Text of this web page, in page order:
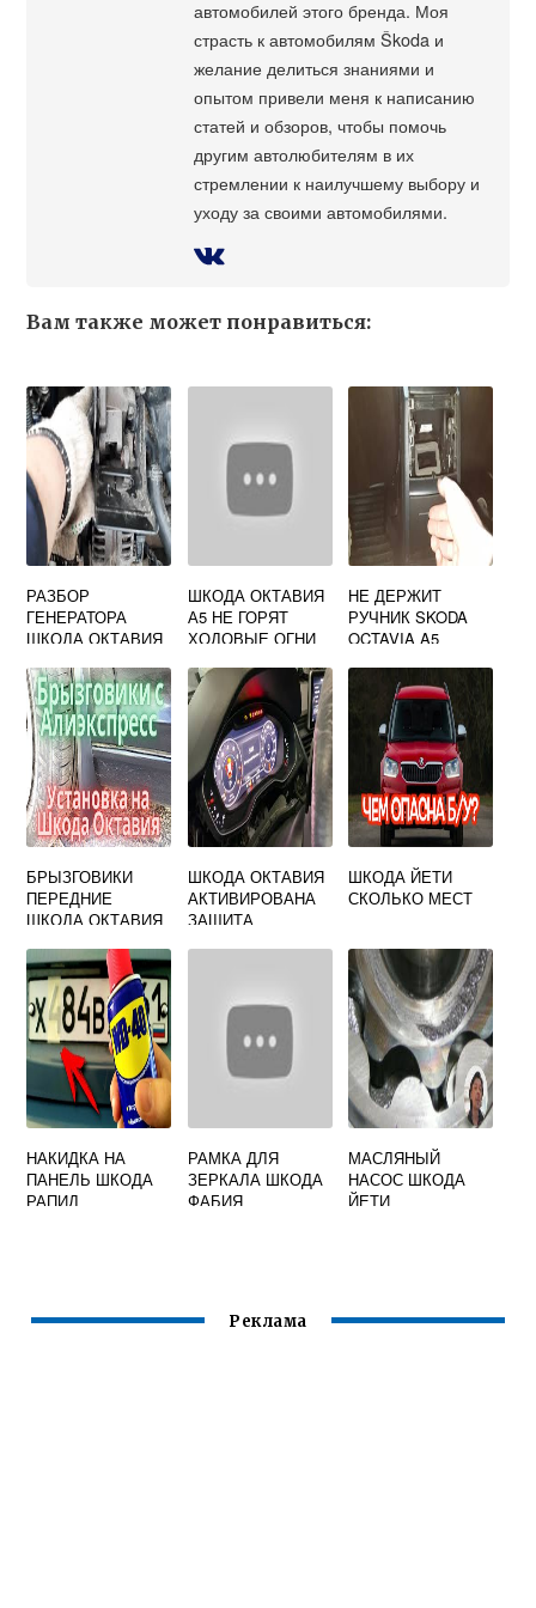
автомобилей этого бренда. Моя
страсть к автомобилям Škoda и
желание делиться знаниями и
опытом привели меня к написанию
статей и обзоров, чтобы помочь
другим автолюбителям в их
стремлении к наилучшему выбору и
уходу за своими автомобилями.
Вам также может понравиться:
РАЗБОР
ГЕНЕРАТОРА
ШКОДА ОКТАВИЯ
ШКОДА ОКТАВИЯ
А5 НЕ ГОРЯТ
ХОДОВЫЕ ОГНИ
НЕ ДЕРЖИТ
РУЧНИК SKODA
OCTAVIA A5
БРЫЗГОВИКИ
ПЕРЕДНИЕ
ШКОДА ОКТАВИЯ
ШКОДА ОКТАВИЯ
АКТИВИРОВАНА
ЗАЩИТА
ШКОДА ЙЕТИ
СКОЛЬКО МЕСТ
НАКИДКА НА
ПАНЕЛЬ ШКОДА
РАПИД
РАМКА ДЛЯ
ЗЕРКАЛА ШКОДА
ФАБИЯ
МАСЛЯНЫЙ
НАСОС ШКОДА
ЙЕТИ
Реклама